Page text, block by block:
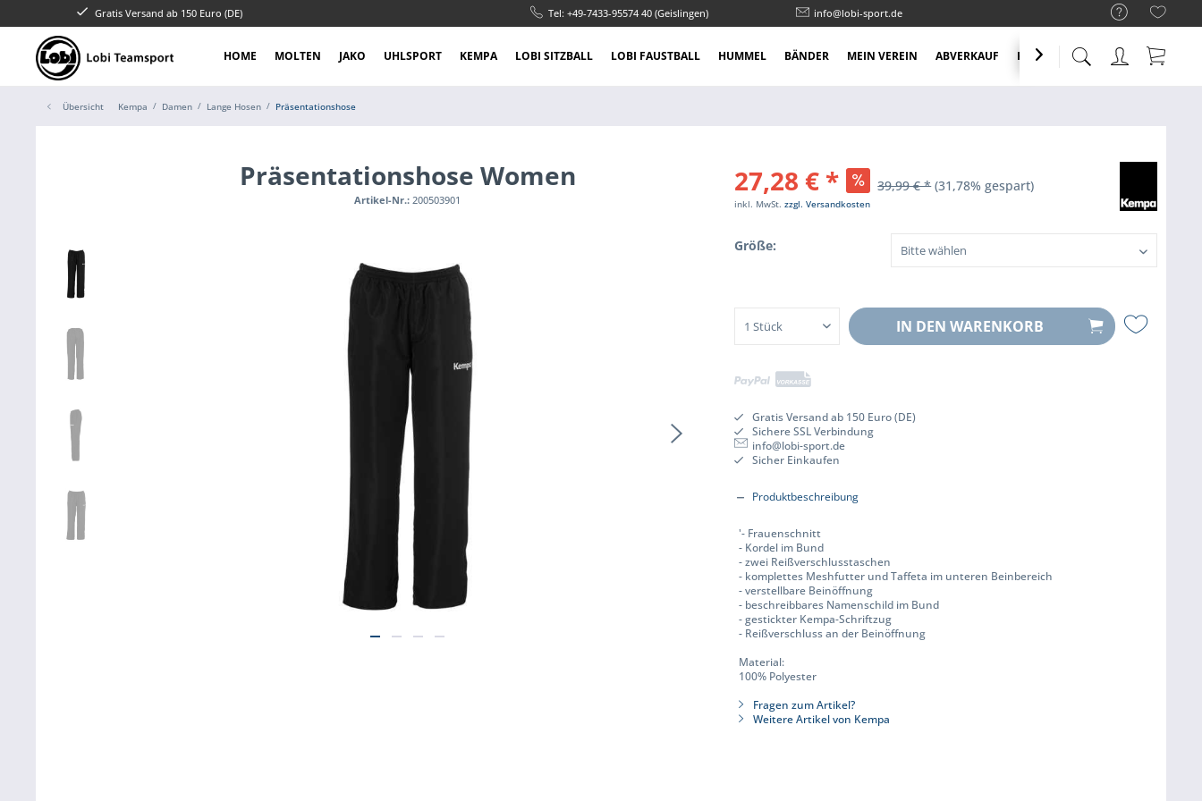
Gratis Versand ab 150 Euro (DE) Tel: +49-7433-95574 40 (Geislingen) info@lobi-sport.de
HOME MOLTEN JAKO UHLSPORT KEMPA LOBI SITZBALL LOBI FAUSTBALL HUMMEL BÄNDER MEIN VEREIN ABVERKAUF KNALLER ANGEBOTE

Übersicht Kempa Damen Lange Hosen Präsentationshose
Präsentationshose Women
Artikel-Nr.:200503901
27,28 € * 39,99 € * (31,78% gespart)
inkl. MwSt.zzgl. Versandkosten
Größe:
IN DEN WARENKORB
Gratis Versand ab 150 Euro (DE)
Sichere SSL Verbindung
info@lobi-sport.de
Sicher Einkaufen
Produktbeschreibung
'- Frauenschnitt
- Kordel im Bund
- zwei Reißverschlusstaschen
- komplettes Meshfutter und Taffeta im unteren Beinbereich
- verstellbare Beinöffnung
- beschreibbares Namenschild im Bund
- gestickter Kempa-Schriftzug
- Reißverschluss an der Beinöffnung
Material:
100% Polyester
Fragen zum Artikel?
Weitere Artikel von Kempa